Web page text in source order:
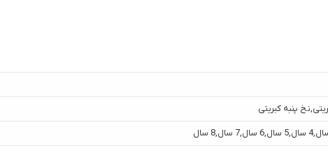
,نخ پنبه کبریتی
,4 سال ,5 سال ,6 سال ,7 سال ,8 سال